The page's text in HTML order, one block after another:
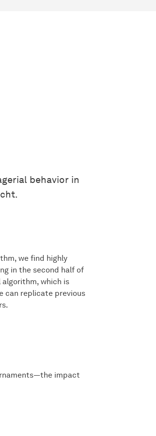
behavior in
we find highly
in the second half of
which is
can replicate previous
impact